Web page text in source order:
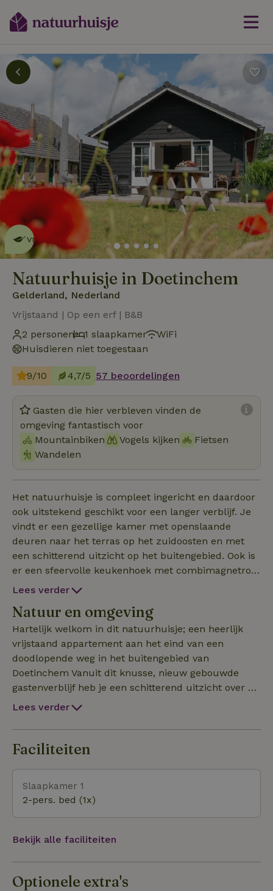
Dit natuurhuisje is eco-
vriendelijk
lees meer
Natuurhuisje in Doetinchem
Gelderland, Nederland
Vrijstaand | Op een erf | B&B
2 personen
1 slaapkamer
WiFi
Huisdieren niet toegestaan
9/10 4,7/5 57 beoordelingen
Gasten die hier verbleven vinden de
omgeving fantastisch voor
Mountainbiken
Vogels kijken
Fietsen
Wandelen
Het natuurhuisje is compleet ingericht en daardoor
ook uitstekend geschikt voor een langer verblijf. Je
vindt er een gezellige kamer met openslaande
deuren naar het terras op het zuidoosten en met
een schitterend uitzicht op het buitengebied. Ook is
er een sfeervolle keukenhoek met combimagnetron,
tweepits kookplaat, koelkast met vriesvak,
keukengerei waarmee je zelf je maaltijden kunt
bereiden. Er is een aparte slaapkamer met
boxspring, beddengoed. Handdoeken en
keukendoeken zijn beschikbaar. Eigen douche en
toilet. Eigen terras met zitje en houtkachel. Veel
privacy. Het verblijf is geschikt voor twee personen.
Mogelijkheid tot het huren van elektrische fietsen.
Lees verder
Natuur en omgeving
Hartelijk welkom in dit natuurhuisje; een heerlijk
vrijstaand appartement aan het eind van een
doodlopende weg in het buitengebied van
Doetinchem Vanuit dit knusse, nieuw gebouwde
gastenverblijf heb je een schitterend uitzicht over de
weilanden, houtwallen, bomenrijen en ook nu
natuurgebied aan de achterkant zijn regelmatig
reeën te zien. Een prachtige plek waar je tot rust
dat de Achterhoek je te bieden heeft.
Lees verder
Faciliteiten
Slaapkamer 1
2-pers. bed (1x)
Bekijk alle faciliteiten
Optionele extra's